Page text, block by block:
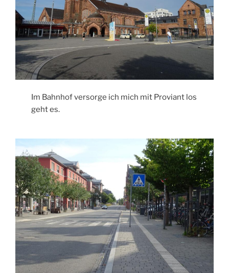
Im Bahnhof versorge ich mich mit Proviant los
geht es.